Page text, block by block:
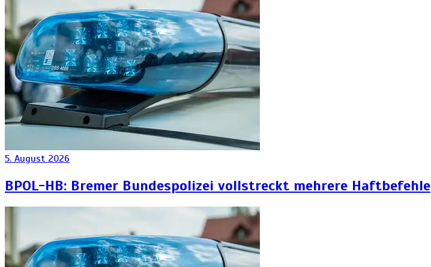
5. August 2026
BPOL-HB: Bremer Bundespolizei vollstreckt mehrere Haftbefehle